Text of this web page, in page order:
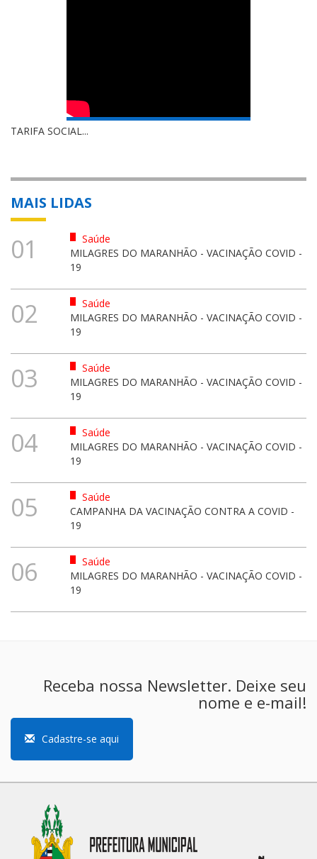
TARIFA SOCIAL...
MAIS LIDAS
01
Saúde
MILAGRES DO MARANHÃO - VACINAÇÃO COVID -
19
02
Saúde
MILAGRES DO MARANHÃO - VACINAÇÃO COVID -
19
03
Saúde
MILAGRES DO MARANHÃO - VACINAÇÃO COVID -
19
04
Saúde
MILAGRES DO MARANHÃO - VACINAÇÃO COVID -
19
05
Saúde
CAMPANHA DA VACINAÇÃO CONTRA A COVID -
19
06
Saúde
MILAGRES DO MARANHÃO - VACINAÇÃO COVID -
19
Receba nossa Newsletter. Deixe seu
nome e e-mail!
Cadastre-se aqui